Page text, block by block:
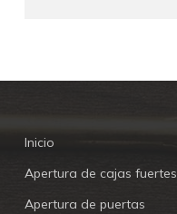
Inicio
Apertura de cajas fuertes
Apertura de puertas